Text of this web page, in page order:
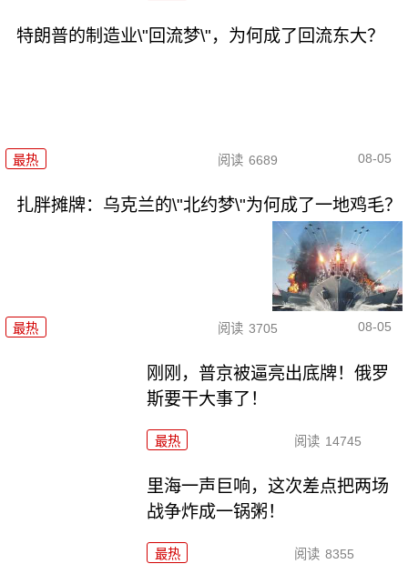
特朗普的制造业\"回流梦\"，为何成了回流东大？
最热 阅读 6689 08-05
扎胖摊牌：乌克兰的\"北约梦\"为何成了一地鸡毛？
最热 阅读 3705 08-05
刚刚，普京被逼亮出底牌！俄罗
斯要干大事了！
最热 阅读 14745
里海一声巨响，这次差点把两场
战争炸成一锅粥！
最热 阅读 8355